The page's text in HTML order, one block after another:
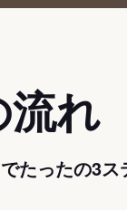
流れ
たったの3ス